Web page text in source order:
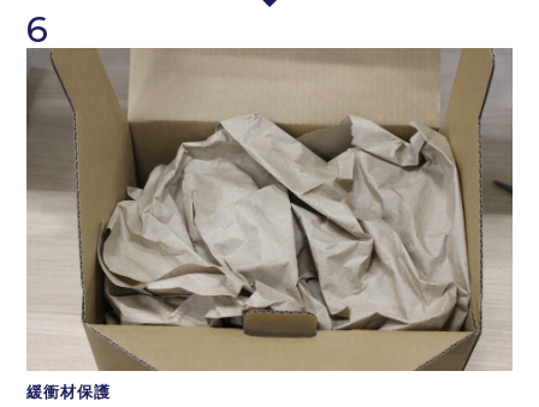
6
緩衝材保護